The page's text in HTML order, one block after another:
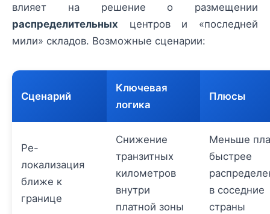
влияет на решение о размещении
распределительных центров и «последней
мили» складов. Возможные сценарии:
Сценарий
Ключевая
логика
Плюсы
Ре-
локализация
ближе к
границе
Снижение
транзитных
километров
внутри
платной зоны
Меньше
быстрее
в соседние
страны